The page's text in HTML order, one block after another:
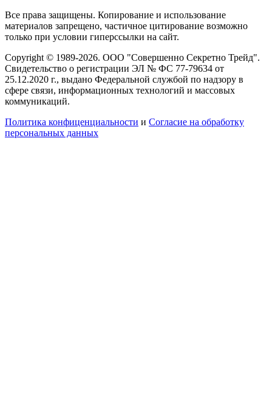
Все права защищены. Копирование и использование
материалов запрещено, частичное цитирование возможно
только при условии гиперссылки на сайт.
Copyright © 1989-2026. ООО "Совершенно Секретно Трейд".
Свидетельство о регистрации ЭЛ № ФС 77-79634 от
25.12.2020 г., выдано Федеральной службой по надзору в
сфере связи, информационных технологий и массовых
коммуникаций.
Политика конфиценциальности и Согласие на обработку
персональных данных